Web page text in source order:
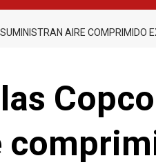
AIRE COMPRIMIDO
Copco